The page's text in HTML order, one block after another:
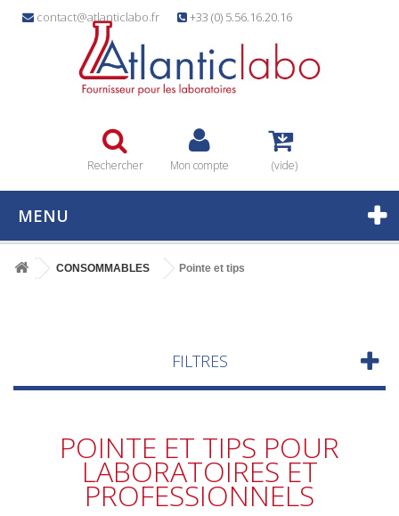
contact@atlanticlabo.fr +33 (0) 5.56.16.20.16
Rechercher Mon compte (vide)
MENU
CONSOMMABLES Pointe et tips
FILTRES
POINTE ET TIPS POUR
LABORATOIRES ET
PROFESSIONNELS